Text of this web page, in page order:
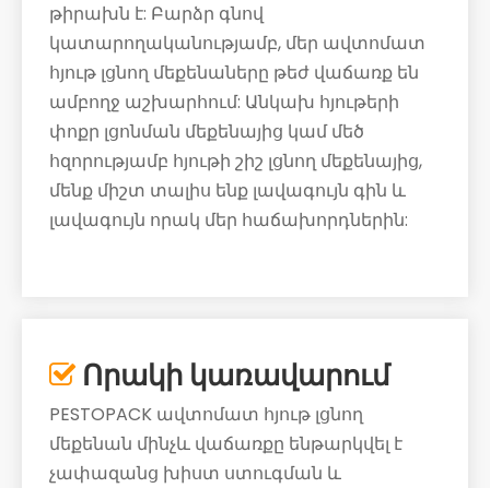
թիրախն է: Բարձր գնով
կատարողականությամբ, մեր ավտոմատ
հյութ լցնող մեքենաները թեժ վաճառք են
ամբողջ աշխարհում: Անկախ հյութերի
փոքր լցոնման մեքենայից կամ մեծ
հզորությամբ հյութի շիշ լցնող մեքենայից,
մենք միշտ տալիս ենք լավագույն գին և
լավագույն որակ մեր հաճախորդներին:
 Որակի կառավարում
PESTOPACK ավտոմատ հյութ լցնող
մեքենան մինչև վաճառքը ենթարկվել է
չափազանց խիստ ստուգման և